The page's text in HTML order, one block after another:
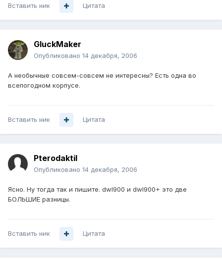
Вставить ник Цитата
GluckMaker
Опубликовано 14 декабря, 2006
А необычные совсем-совсем не интересны? Есть одна во
всепогодном корпусе.
Вставить ник Цитата
Pterodaktil
Опубликовано 14 декабря, 2006
Ясно. Ну тогда так и пишите. dwl900 и dwl900+ это две
БОЛЬШИЕ разницы.
Вставить ник Цитата